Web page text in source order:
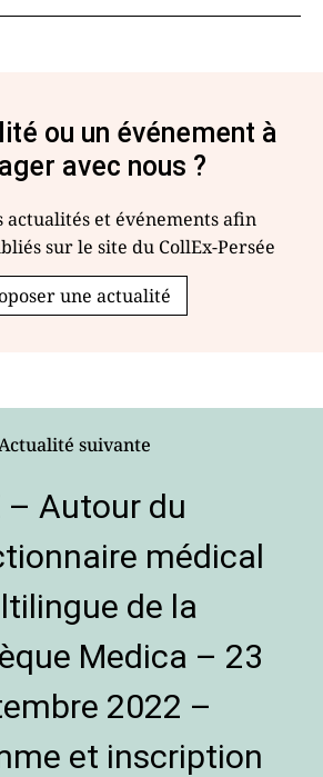
ou un événement à
avec nous ?
actualités et événements afin
sur le site du CollEx-Persée
une actualité
suivante
– Autour du
médical
de la
Medica – 23
2022 –
et inscription